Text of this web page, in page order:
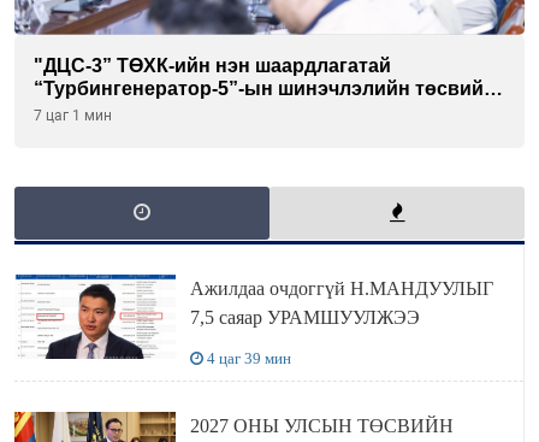
"ДЦС-3” ТӨХК-ийн нэн шаардлагатай
“Турбингенератор-5”-ын шинэчлэлийн төсвийг
шийдвэрлэхээр болов
7 цаг 1 мин
Ажилдаа очдоггүй Н.МАНДУУЛЫГ
7,5 саяар УРАМШУУЛЖЭЭ
4 цаг 39 мин
2027 ОНЫ УЛСЫН ТӨСВИЙН